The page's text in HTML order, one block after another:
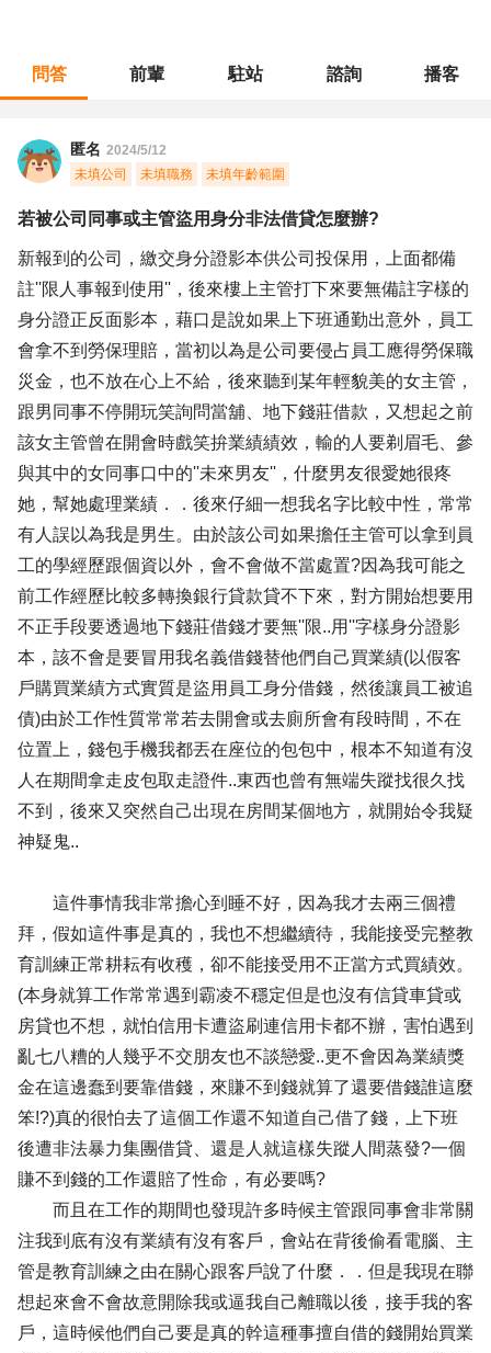
問答 前輩 駐站 諮詢 播客
匿名 2024/5/12
未填公司
未填職務 未填年齡範圍
若被公司同事或主管盜用身分非法借貸怎麼辦?
新報到的公司，繳交身分證影本供公司投保用，上面都備
註''限人事報到使用''，後來樓上主管打下來要無備註字樣的
身分證正反面影本，藉口是說如果上下班通勤出意外，員工
會拿不到勞保理賠，當初以為是公司要侵占員工應得勞保職
災金，也不放在心上不給，後來聽到某年輕貌美的女主管，
跟男同事不停開玩笑詢問當舖、地下錢莊借款，又想起之前
該女主管曾在開會時戲笑拚業績績效，輸的人要剃眉毛、參
與其中的女同事口中的''未來男友''，什麼男友很愛她很疼
她，幫她處理業績．．後來仔細一想我名字比較中性，常常
有人誤以為我是男生。由於該公司如果擔任主管可以拿到員
工的學經歷跟個資以外，會不會做不當處置?因為我可能之
前工作經歷比較多轉換銀行貸款貸不下來，對方開始想要用
不正手段要透過地下錢莊借錢才要無''限..用''字樣身分證影
本，該不會是要冒用我名義借錢替他們自己買業績(以假客
戶購買業績方式實質是盜用員工身分借錢，然後讓員工被追
債)由於工作性質常常若去開會或去廁所會有段時間，不在
位置上，錢包手機我都丟在座位的包包中，根本不知道有沒
人在期間拿走皮包取走證件..東西也曾有無端失蹤找很久找
不到，後來又突然自己出現在房間某個地方，就開始令我疑
神疑鬼..
這件事情我非常擔心到睡不好，因為我才去兩三個禮
拜，假如這件事是真的，我也不想繼續待，我能接受完整教
育訓練正常耕耘有收穫，卻不能接受用不正當方式買績效。
(本身就算工作常常遇到霸凌不穩定但是也沒有信貸車貸或
房貸也不想，就怕信用卡遭盜刷連信用卡都不辦，害怕遇到
亂七八糟的人幾乎不交朋友也不談戀愛..更不會因為業績獎
金在這邊蠢到要靠借錢，來賺不到錢就算了還要借錢誰這麼
笨!?)真的很怕去了這個工作還不知道自己借了錢，上下班
後遭非法暴力集團借貸、還是人就這樣失蹤人間蒸發?一個
賺不到錢的工作還賠了性命，有必要嗎?
而且在工作的期間也發現許多時候主管跟同事會非常關
注我到底有沒有業績有沒有客戶，會站在背後偷看電腦、主
管是教育訓練之由在關心跟客戶說了什麼．．但是我現在聯
想起來會不會故意開除我或逼我自己離職以後，接手我的客
戶，這時候他們自己要是真的幹這種事擅自借的錢開始買業